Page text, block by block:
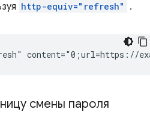
http-equiv="refresh" .
смены пароля